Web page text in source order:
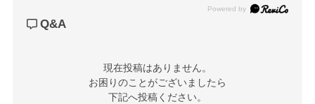
Powered by
Q&A
現在投稿はありません。
お困りのことがございましたら
下記へ投稿ください。